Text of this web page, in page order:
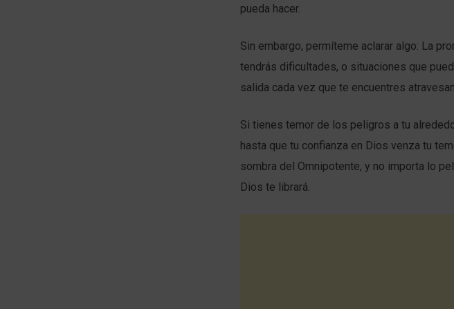
pueda hacer.
Sin embargo, permíteme aclarar algo: La
tendrás dificultades, o situaciones que
salida cada vez que te encuentres
Si tienes temor de los peligros a tu
hasta que tu confianza en Dios venza tu
sombra del Omnipotente, y no importa lo
Dios te librará.